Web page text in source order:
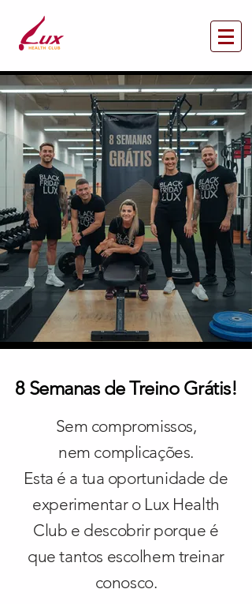
8 Semanas de Treino Grátis!
Sem compromissos,
nem complicações.
Esta é a tua oportunidade de
experimentar o Lux Health
Club e descobrir porque é
que tantos escolhem treinar
conosco.